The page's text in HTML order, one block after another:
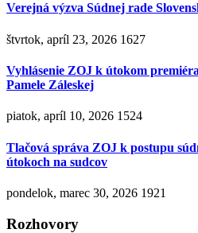
Verejná výzva Súdnej rade
štvrtok, apríl 23, 2026 1627
Vyhlásenie ZOJ k útokom
Pamele Záleskej
piatok, apríl 10, 2026 1524
Tlačová správa ZOJ k postupu
útokoch na sudcov
pondelok, marec 30, 2026 1921
Rozhovory